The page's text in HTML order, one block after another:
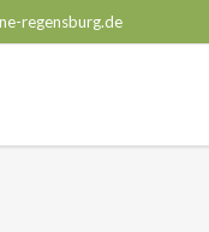
regensburg.de